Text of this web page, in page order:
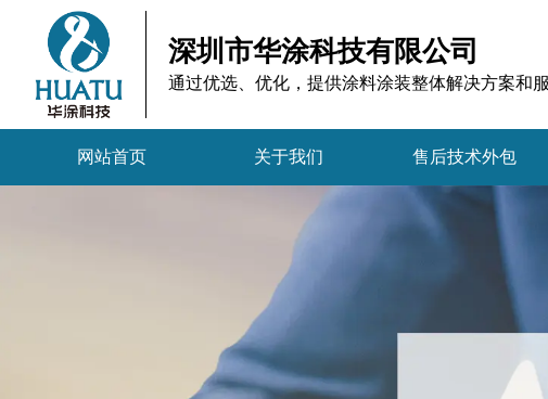
深圳市华涂科技有限公司
通过优选、优化，提供涂料涂装整体解决方案和
网站首页 关于我们 售后技术外包